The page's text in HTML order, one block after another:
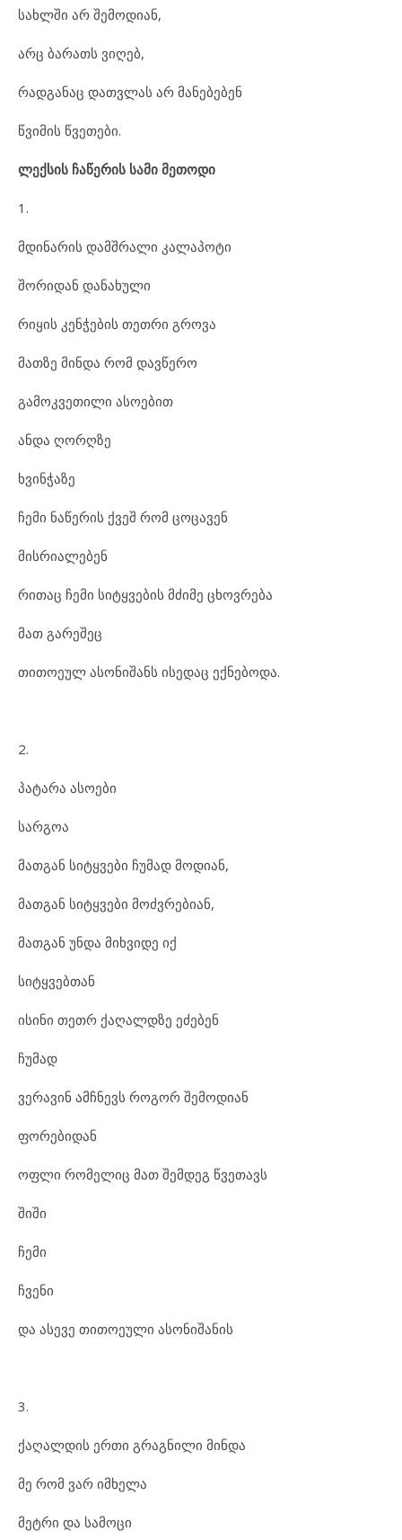
სახლში არ შემოდიან,
არც ბარათს ვიღებ,
რადგანაც დათვლას არ მანებებენ
წვიმის წვეთები.
ლექსის ჩაწერის სამი მეთოდი
1.
მდინარის დამშრალი კალაპოტი
შორიდან დანახული
რიყის კენჭების თეთრი გროვა
მათზე მინდა რომ დავწერო
გამოკვეთილი ასოებით
ანდა ღორღზე
ხვინჭაზე
ჩემი ნაწერის ქვეშ რომ ცოცავენ
მისრიალებენ
რითაც ჩემი სიტყვების მძიმე ცხოვრება
მათ გარეშეც
თითოეულ ასონიშანს ისედაც ექნებოდა.
2.
პატარა ასოები
სარგოა
მათგან სიტყვები ჩუმად მოდიან,
მათგან სიტყვები მოძვრებიან,
მათგან უნდა მიხვიდე იქ
სიტყვებთან
ისინი თეთრ ქაღალდზე ეძებენ
ჩუმად
ვერავინ ამჩნევს როგორ შემოდიან
ფორებიდან
ოფლი რომელიც მათ შემდეგ წვეთავს
შიში
ჩემი
ჩვენი
და ასევე თითოეული ასონიშანის
3.
ქაღალდის ერთი გრაგნილი მინდა
მე რომ ვარ იმხელა
მეტრი და სამოცი